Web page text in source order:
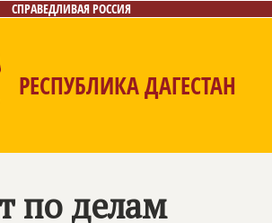
СПРАВЕДЛИВАЯ РОССИЯ
РЕСПУБЛИКА ДАГЕСТАН
по делам